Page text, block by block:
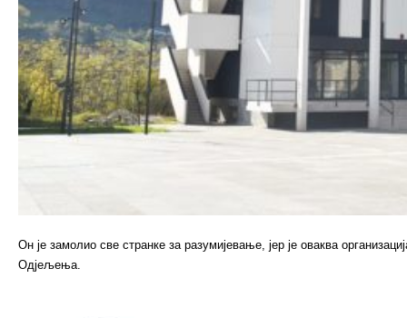
Он је замолио све странке за разумијевање, јер је оваква
Одјељења.